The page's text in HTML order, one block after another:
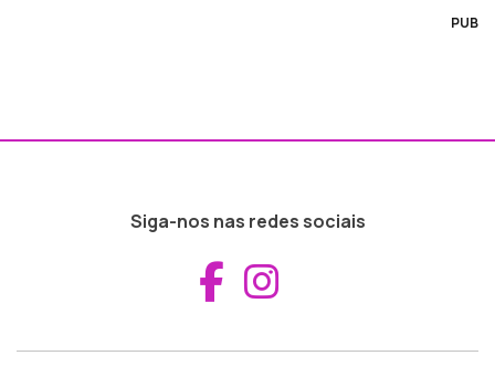
PUB
Siga-nos nas redes sociais
Aceder ao